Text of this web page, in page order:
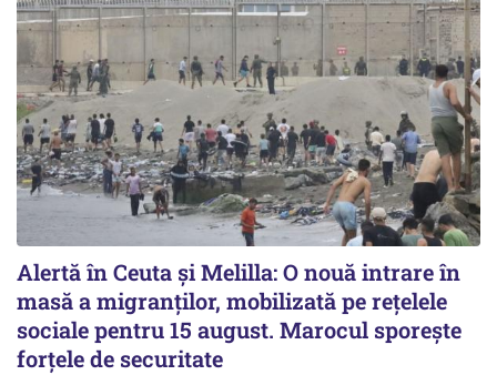
Alertă în Ceuta și Melilla: O nouă intrare în
masă a migranților, mobilizată pe rețelele
sociale pentru 15 august. Marocul sporește
forțele de securitate